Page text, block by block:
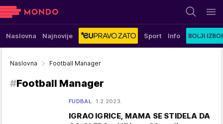
Naslovna Najnovije Sport Info
Naslovna Football Manager
#Football Manager
FUDBAL 1.2.2023.
IGRAO IGRICE, MAMA SE STIDELA DA